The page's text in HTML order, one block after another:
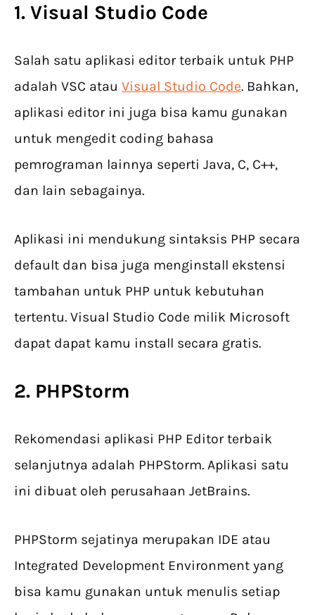
1. Visual Studio Code
Salah satu aplikasi editor terbaik untuk PHP
adalah VSC atau Visual Studio Code. Bahkan,
aplikasi editor ini juga bisa kamu gunakan
untuk mengedit coding bahasa
pemrograman lainnya seperti Java, C, C++,
dan lain sebagainya.
Aplikasi ini mendukung sintaksis PHP secara
default dan bisa juga menginstall ekstensi
tambahan untuk PHP untuk kebutuhan
tertentu. Visual Studio Code milik Microsoft
dapat dapat kamu install secara gratis.
2. PHPStorm
Rekomendasi aplikasi PHP Editor terbaik
selanjutnya adalah PHPStorm. Aplikasi satu
ini dibuat oleh perusahaan JetBrains.
PHPStorm sejatinya merupakan IDE atau
Integrated Development Environment yang
bisa kamu gunakan untuk menulis setiap